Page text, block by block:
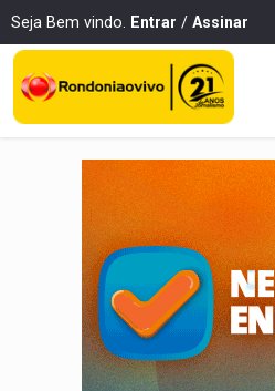
Seja Bem vindo. Entrar / Assinar